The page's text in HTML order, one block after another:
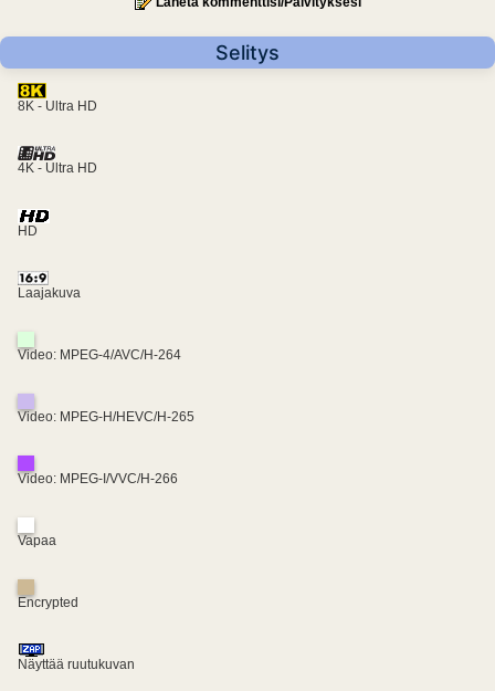
Selitys
8K - Ultra HD
4K - Ultra HD
HD
Laajakuva
Video: MPEG-4/AVC/H-264
Video: MPEG-H/HEVC/H-265
Video: MPEG-I/VVC/H-266
Vapaa
Encrypted
Näyttää ruutukuvan